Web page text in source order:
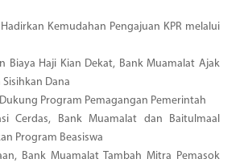
Kemudahan Pengajuan KPR melalui
Biaya Haji Kian Dekat, Bank Muamalat Ajak
Dana
Program Pemagangan Pemerintah
Cerdas, Bank Muamalat dan Baitulmaal
Program Beasiswa
Bank Muamalat Tambah Mitra Pemasok